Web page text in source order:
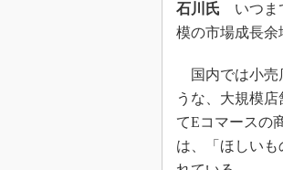
石川氏 いつま
模の市場成長余
国内では小売
うな、大規模
てEコマースの
は、「ほしい